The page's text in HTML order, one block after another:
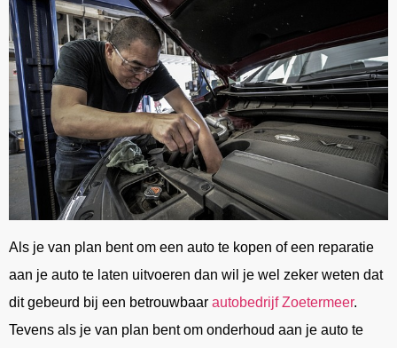
Als je van plan bent om een auto te kopen of een reparatie
aan je auto te laten uitvoeren dan wil je wel zeker weten dat
dit gebeurd bij een betrouwbaar autobedrijf Zoetermeer.
Tevens als je van plan bent om onderhoud aan je auto te